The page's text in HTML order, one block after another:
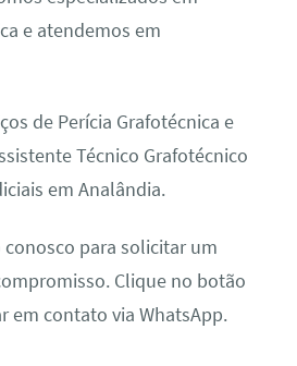
e atendemos em
de Perícia Grafotécnica e
Técnico Grafotécnico
em Analândia.
para solicitar um
Clique no botão
em contato via WhatsApp.